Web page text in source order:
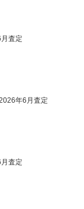
査定
年6月査定
査定